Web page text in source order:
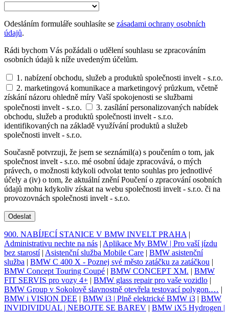
Odesláním formuláře souhlasíte se zásadami ochrany osobních
údajů.
Rádi bychom Vás požádali o udělení souhlasu se zpracováním
osobních údajů k níže uvedeným účelům.
1. nabízení obchodu, služeb a produktů společnosti invelt - s.r.o.
2. marketingová komunikace a marketingový průzkum, včetně
získání názoru ohledně míry Vaší spokojenosti se službami
společnosti invelt - s.r.o.
3. zasílání personalizovaných nabídek
obchodu, služeb a produktů společnosti invelt - s.r.o.
identifikovaných na základě využívání produktů a služeb
společnosti invelt - s.r.o.
Současně potvrzuji, že jsem se seznámil(a) s poučením o tom, jak
společnost invelt - s.r.o. mé osobní údaje zpracovává, o mých
právech, o možnosti kdykoli odvolat tento souhlas pro jednotlivé
účely a (iv) o tom, že aktuální znění Poučení o zpracování osobních
údajů mohu kdykoliv získat na webu společnosti invelt - s.r.o. či na
provozovnách společnosti invelt - s.r.o.
Odeslat
900. NABÍJECÍ STANICE V BMW INVELT PRAHA |
Administrativu nechte na nás | Aplikace My BMW | Pro vaší jízdu
bez starostí| Asistenční služba Mobile Care | BMW asistenční
služba | BMW C 400 X - Poznej své město zatáčku za zatáčkou |
BMW Concept Touring Coupé | BMW CONCEPT XM. | BMW
FIT SERVIS pro vozy 4+ | BMW glass repair pro vaše vozidlo |
BMW Group v Sokolově slavnostně otevřela testovací polygon.… |
BMW i VISION DEE | BMW i3 | Plně elektrické BMW i3 | BMW
INVIDIVIDUAL | NEBOJTE SE BAREV | BMW iX5 Hydrogen |